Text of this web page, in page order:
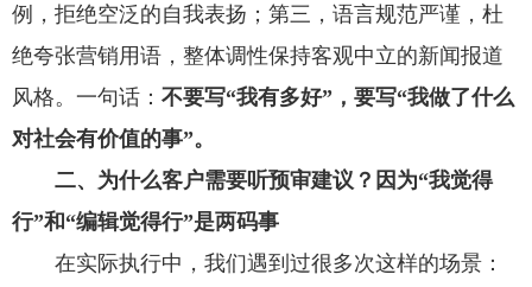
例，拒绝空泛的自我表扬；第三，语言规范严谨，杜
绝夸张营销用语，整体调性保持客观中立的新闻报道
风格。一句话： 不要写“我有多好”，要写“我做了什么
对社会有价值的事”。
二、为什么客户需要听预审建议？因为“我觉得
行”和“编辑觉得行”是两码事
在实际执行中，我们遇到过很多次这样的场景：